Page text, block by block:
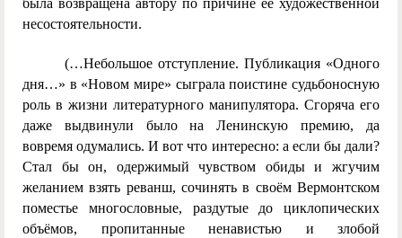
была возвращена автору по причине её художественной
несостоятельности.
(…Небольшое отступление. Публикация «Одного
дня…» в «Новом мире» сыграла поистине судьбоносную
роль в жизни литературного манипулятора. Сгоряча его
даже выдвинули было на Ленинскую премию, да
вовремя одумались. И вот что интересно: а если бы дали?
Стал бы он, одержимый чувством обиды и жгучим
желанием взять реванш, сочинять в своём Вермонтском
поместье многословные, раздутые до циклопических
объёмов, пропитанные ненавистью и злобой